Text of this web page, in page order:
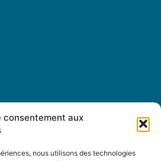
consentement aux
nous utilisons des technologies